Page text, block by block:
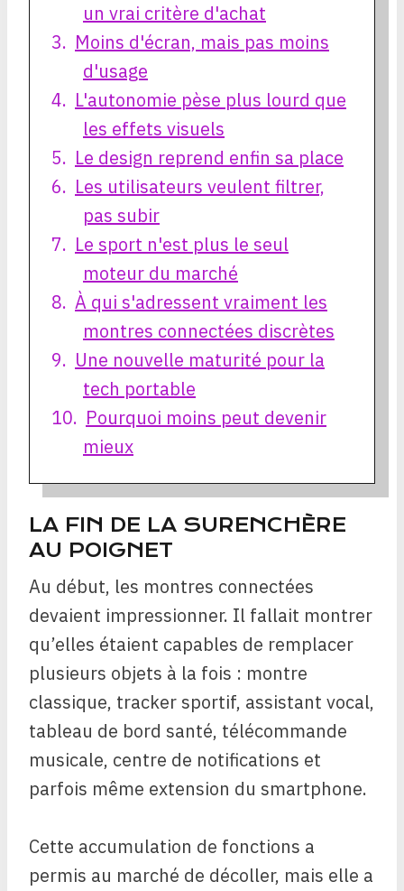
un vrai critère d'achat
Moins d'écran, mais pas moins
d'usage
L'autonomie pèse plus lourd que
les effets visuels
Le design reprend enfin sa place
Les utilisateurs veulent filtrer,
pas subir
Le sport n'est plus le seul
moteur du marché
À qui s'adressent vraiment les
montres connectées discrètes
Une nouvelle maturité pour la
tech portable
Pourquoi moins peut devenir
mieux
LA FIN DE LA SURENCHÈRE
AU POIGNET
Au début, les montres connectées
devaient impressionner. Il fallait montrer
qu’elles étaient capables de remplacer
plusieurs objets à la fois : montre
classique, tracker sportif, assistant vocal,
tableau de bord santé, télécommande
musicale, centre de notifications et
parfois même extension du smartphone.
Cette accumulation de fonctions a
permis au marché de décoller, mais elle a